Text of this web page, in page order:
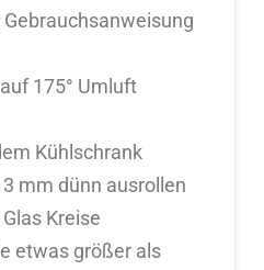
175° Umluft
Kühlschrank
mm dünn ausrollen
Kreise
etwas größer als